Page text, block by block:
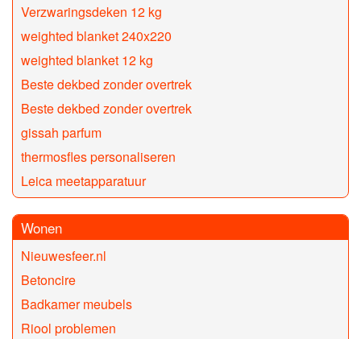
Verzwaringsdeken 12 kg
weighted blanket 240x220
weighted blanket 12 kg
Beste dekbed zonder overtrek
Beste dekbed zonder overtrek
gissah parfum
thermosfles personaliseren
Leica meetapparatuur
Wonen
Nieuwesfeer.nl
Betoncire
Badkamer meubels
Riool problemen